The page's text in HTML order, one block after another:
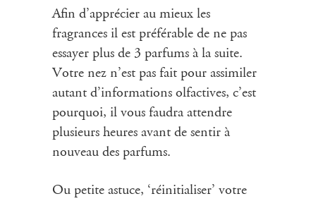
Afin d’apprécier au mieux les
fragrances il est préférable de ne pas
essayer plus de 3 parfums à la suite.
Votre nez n’est pas fait pour assimiler
autant d’informations olfactives, c’est
pourquoi, il vous faudra attendre
plusieurs heures avant de sentir à
nouveau des parfums.
Ou petite astuce, ‘réinitialiser’ votre